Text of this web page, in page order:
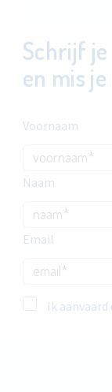
Schrijf
en mis
Voornaam
Naam
Email
Ik aanvaard